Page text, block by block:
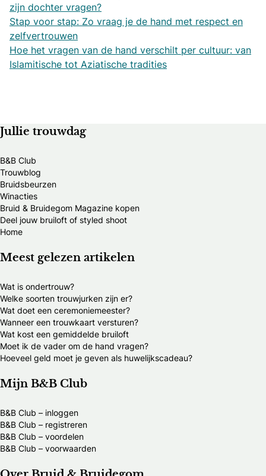
zijn dochter vragen?
Stap voor stap: Zo vraag je de hand met respect en
zelfvertrouwen
Hoe het vragen van de hand verschilt per cultuur: van
Islamitische tot Aziatische tradities
Jullie trouwdag
B&B Club
Trouwblog
Bruidsbeurzen
Winacties
Bruid & Bruidegom Magazine kopen
Deel jouw bruiloft of styled shoot
Home
Meest gelezen artikelen
Wat is ondertrouw?
Welke soorten trouwjurken zijn er?
Wat doet een ceremoniemeester?
Wanneer een trouwkaart versturen?
Wat kost een gemiddelde bruiloft
Moet ik de vader om de hand vragen?
Hoeveel geld moet je geven als huwelijkscadeau?
Mijn B&B Club
B&B Club – inloggen
B&B Club – registreren
B&B Club – voordelen
B&B Club – voorwaarden